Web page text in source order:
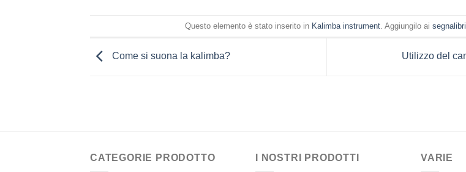
Questo elemento è stato inserito in Kalimba instrument. Aggiungilo ai segnalibri
Come si suona la kalimba? Utilizzo del
CATEGORIE PRODOTTO I NOSTRI PRODOTTI VARIE